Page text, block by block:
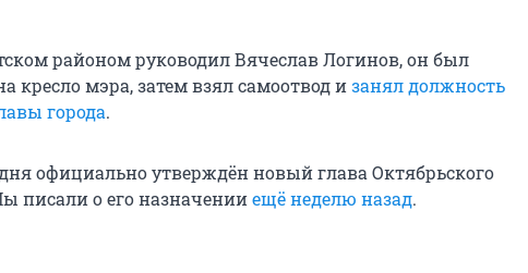
районом руководил Вячеслав Логинов, он был
кресло мэра, затем взял самоотвод изанял должность
города.
официально утверждён новый глава Октябрьского
писали о его назначенииещё неделю назад.